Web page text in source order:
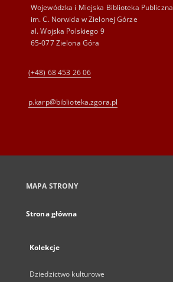
Wojewódzka i Miejska Biblioteka Publiczna
im. C. Norwida w Zielonej Górze
al. Wojska Polskiego 9
65-077 Zielona Góra
(+48) 68 453 26 06
p.karp@biblioteka.zgora.pl
MAPA STRONY
Strona główna
Kolekcje
Dziedzictwo kulturowe